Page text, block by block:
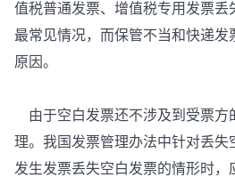
值税普通发票、增值税专用发票丢
最常见情况，而保管不当和快递发
原因。
由于空白发票还不涉及到受票方
理。我国发票管理办法中针对丢失
发生发票丢失空白发票的情形时，